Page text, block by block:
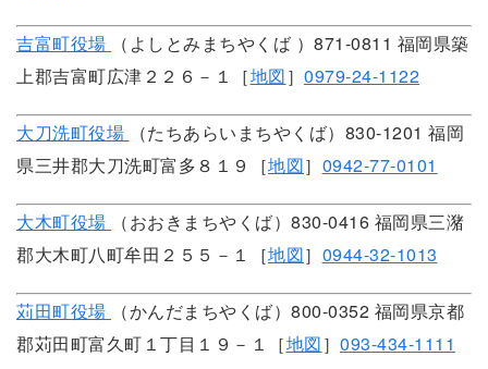
吉富町役場
（よしとみまちやくば ）871-0811 福岡県築
上郡吉富町広津２２６－１［地図］ 0979-24-1122
大刀洗町役場
（たちあらいまちやくば）830-1201 福岡
県三井郡大刀洗町富多８１９［地図］ 0942-77-0101
大木町役場
（おおきまちやくば）830-0416 福岡県三潴
郡大木町八町牟田２５５－１［地図］ 0944-32-1013
苅田町役場
（かんだまちやくば）800-0352 福岡県京都
郡苅田町富久町１丁目１９－１［地図］ 093-434-1111